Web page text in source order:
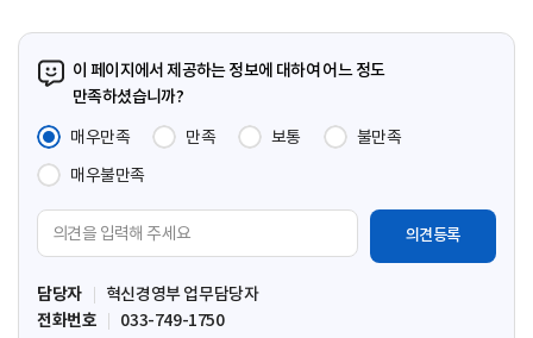
이 페이지에서 제공하는 정보에 대하여 어느 정도
만족하셨습니까?
매우만족
만족 보통
불만족
매우불만족
견
입
력
담당자
혁신경영부 업무담당자
전화번호
033-749-1750